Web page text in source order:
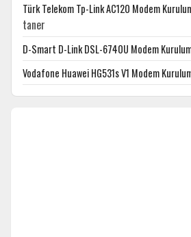
Türk Telekom Tp-Link AC120 Modem
taner
D-Smart D-Link DSL-6740U Modem
Vodafone Huawei HG531s V1 Modem